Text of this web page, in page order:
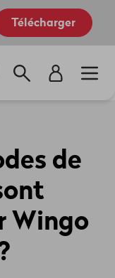
Télécharger
de
Wingo